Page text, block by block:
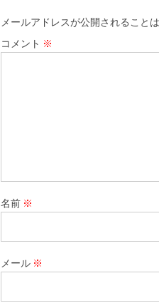
メールアドレスが公開されることは
コメント ※
名前 ※
メール ※